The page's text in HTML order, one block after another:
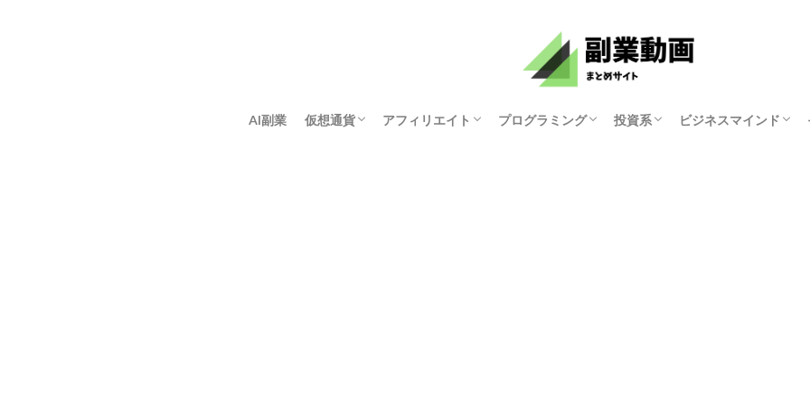
AI副業 仮想通貨 アフィリエイト プログラミング 投資系 ビジネスマインド